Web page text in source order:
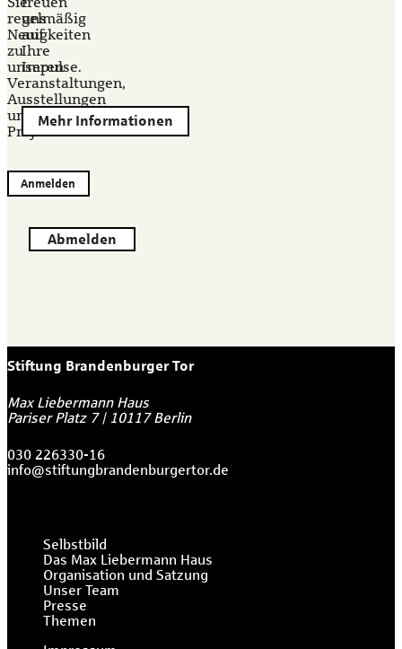
regelmäßig
Neuigkeiten
zu
unseren
Veranstaltungen,
Ausstellungen
und
Projekten.
Anmelden
Abmelden
uns
auf
Ihre
Impulse.
Mehr Informationen
Stiftung Brandenburger Tor
Max Liebermann Haus
Pariser Platz 7| 10117 Berlin
030 226330-16
info@stiftungbrandenburgertor.de
Selbstbild
Das Max Liebermann Haus
Organisation und Satzung
Unser Team
Presse
Themen